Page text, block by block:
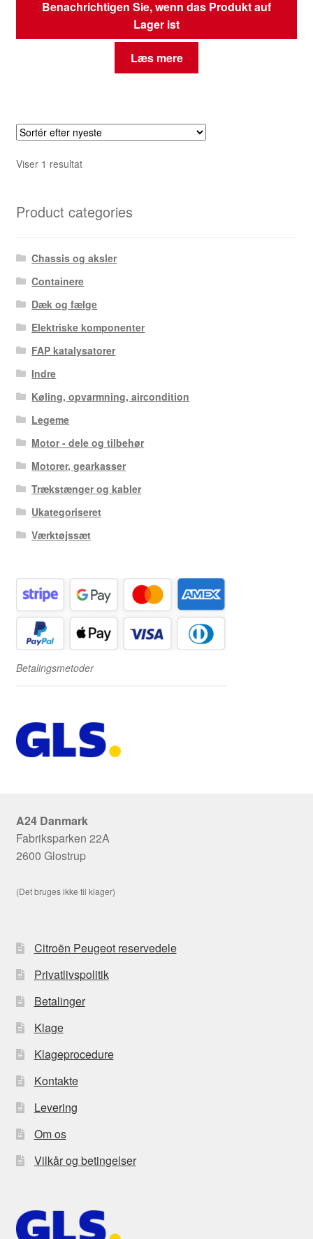
Benachrichtigen Sie, wenn das Produkt auf
Lager ist
Læs mere
Viser 1 resultat
Product categories
Chassis og aksler
Containere
Dæk og fælge
Elektriske komponenter
FAP katalysatorer
Indre
Køling, opvarmning, aircondition
Legeme
Motor - dele og tilbehør
Motorer, gearkasser
Trækstænger og kabler
Ukategoriseret
Værktøjssæt
Betalingsmetoder
A24 Danmark
Fabriksparken 22A
2600 Glostrup
(Det bruges ikke til klager)
Citroën Peugeot reservedele
Privatlivspolitik
Betalinger
Klage
Klageprocedure
Kontakte
Levering
Om os
Vilkår og betingelser